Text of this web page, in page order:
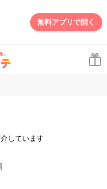
無料アプリで開く
しています